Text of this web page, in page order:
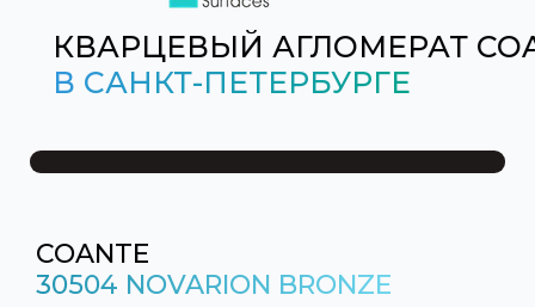
КВАРЦЕВЫЙ АГЛОМЕРАТ
В САНКТ-ПЕТЕРБУРГЕ
COANTE
30504 NOVARION BRONZE